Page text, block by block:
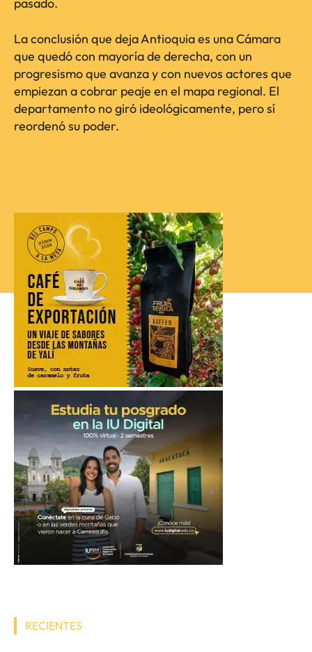
pasado.
La conclusión que deja Antioquia es una Cámara
que quedó con mayoría de derecha, con un
progresismo que avanza y con nuevos actores que
empiezan a cobrar peaje en el mapa regional. El
departamento no giró ideológicamente, pero sí
reordenó su poder.
RECIENTES